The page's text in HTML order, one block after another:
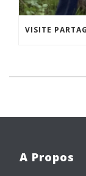
A Propos